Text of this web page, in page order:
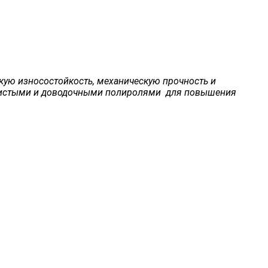
износостойкость, механическую прочность и
и доводочными полиролями для повышения